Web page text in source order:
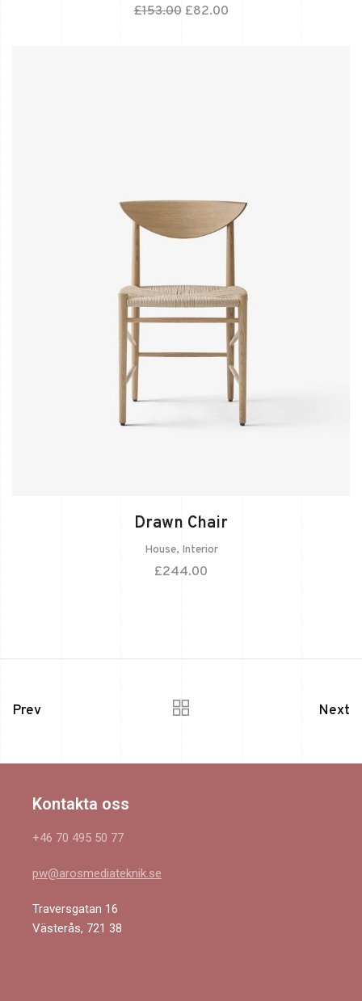
£153.00 £82.00
Drawn Chair
House, Interior
£244.00
Prev Next
Kontakta oss
+46 70 495 50 77
pw@arosmediateknik.se
Traversgatan 16
Västerås, 721 38